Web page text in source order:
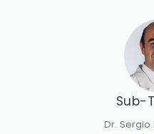
Sub-
Dr. Sergio